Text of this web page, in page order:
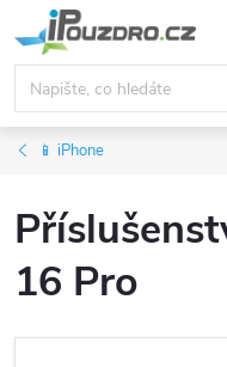
na
obsah
📱 iPhone
16 Pro